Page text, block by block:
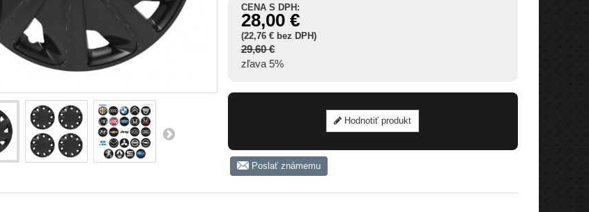
CENA S DPH:
28,00 €
(22,76 € bez DPH)
29,60 €
zľava 5%
Hodnotiť produkt
Poslať známemu